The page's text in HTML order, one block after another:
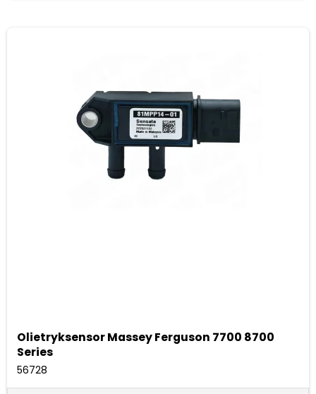
Olietryksensor Massey Ferguson 7700 8700
Series
56728